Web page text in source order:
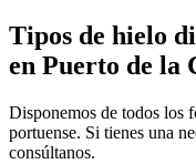
Tipos de hielo
en Puerto de la
Disponemos de todos los
portuense. Si tienes una
consúltanos.